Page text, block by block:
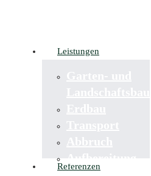
Leistungen
Referenzen